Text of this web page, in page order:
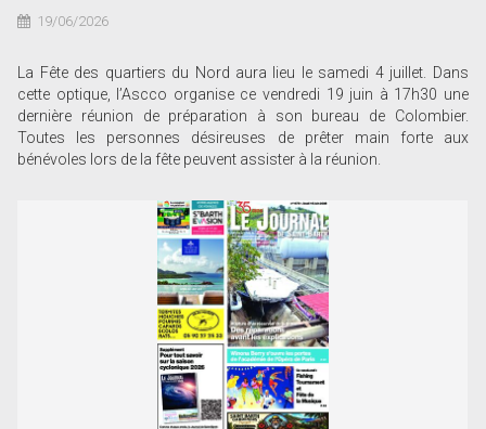
19/06/2026
La Fête des quartiers du Nord aura lieu le samedi 4 juillet. Dans
cette optique, l’Ascco organise ce vendredi 19 juin à 17h30 une
dernière réunion de préparation à son bureau de Colombier.
Toutes les personnes désireuses de prêter main forte aux
bénévoles lors de la fête peuvent assister à la réunion.